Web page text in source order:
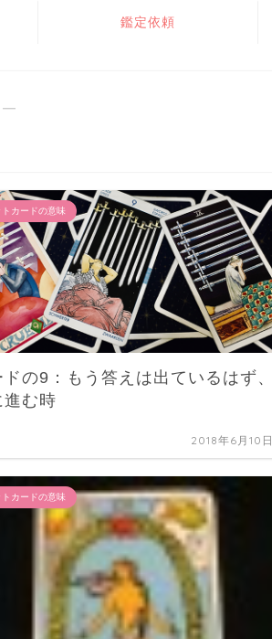
鑑定依頼
―
トカードの意味
ドの9：もう答えは出ているはず、
進む時
2018年6月10日
トカードの意味